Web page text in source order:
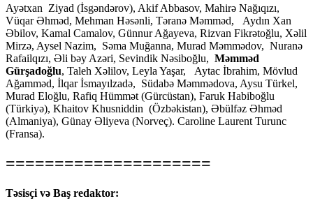
Ayətxan Ziyad (İsgəndərov), Akif Abbasov, Mahirə Nağıqızı,
Vüqar Əhməd, Mehman Həsənli, Təranə Məmməd, Aydın Xan
Əbilov, Kamal Camalov, Günnur Ağayeva, Rizvan Fikrətoğlu, Xəlil
Mirzə, Aysel Nazim, Səma Muğanna, Murad Məmmədov, Nuranə
Rafailqızı, Əli bəy Azəri, Sevindik Nəsiboğlu, Məmməd
Gürşadoğlu, Taleh Xəlilov, Leyla Yaşar, Aytac İbrahim, Mövlud
Ağamməd, İlqar İsmayılzadə, Südabə Məmmədova, Aysu Türkel,
Murad Eloğlu, Rafiq Hümmət (Gürcüstan), Faruk Habiboğlu
(Türkiyə), Khaitov Khusniddin (Özbəkistan), Əbülfəz Əhməd
(Almaniya), Günay Əliyeva (Norveç). Caroline Laurent Turunc
(Fransa).
=====================
Təsisçi və Baş redaktor: